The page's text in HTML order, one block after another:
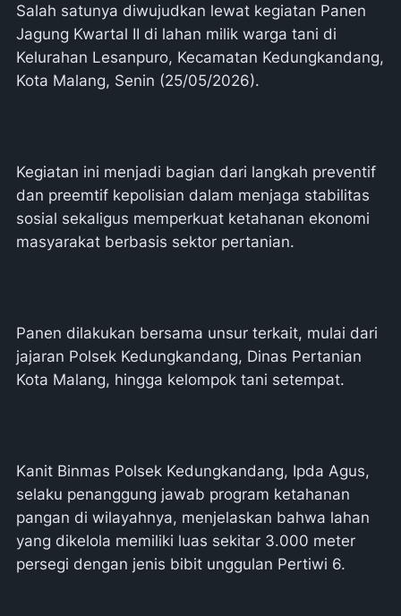
Salah satunya diwujudkan lewat kegiatan Panen
Jagung Kwartal II di lahan milik warga tani di
Kelurahan Lesanpuro, Kecamatan Kedungkandang,
Kota Malang, Senin (25/05/2026).
Kegiatan ini menjadi bagian dari langkah preventif
dan preemtif kepolisian dalam menjaga stabilitas
sosial sekaligus memperkuat ketahanan ekonomi
masyarakat berbasis sektor pertanian.
Panen dilakukan bersama unsur terkait, mulai dari
jajaran Polsek Kedungkandang, Dinas Pertanian
Kota Malang, hingga kelompok tani setempat.
Kanit Binmas Polsek Kedungkandang, Ipda Agus,
selaku penanggung jawab program ketahanan
pangan di wilayahnya, menjelaskan bahwa lahan
yang dikelola memiliki luas sekitar 3.000 meter
persegi dengan jenis bibit unggulan Pertiwi 6.